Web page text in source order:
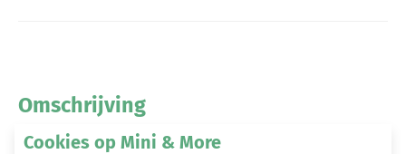
Omschrijving
60% katoen en 40% polyester
Cookies op Mini & More